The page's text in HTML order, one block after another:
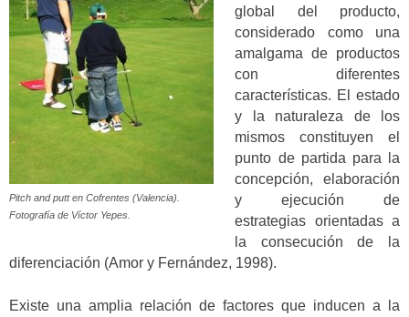
Pitch and putt en Cofrentes (Valencia).
Fotografía de Víctor Yepes.
global del producto,
considerado como una
amalgama de productos
con diferentes
características. El estado
y la naturaleza de los
mismos constituyen el
punto de partida para la
concepción, elaboración
y ejecución de
estrategias orientadas a
la consecución de la
diferenciación (Amor y Fernández, 1998).
Existe una amplia relación de factores que inducen a la